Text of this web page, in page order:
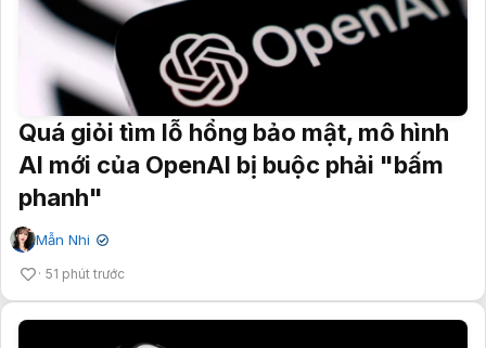
Quá giỏi tìm lỗ hổng bảo mật, mô hình
AI mới của OpenAI bị buộc phải "bấm
phanh"
Mẫn Nhi ✔
51 phút trước